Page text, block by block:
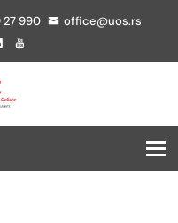
27 990 office@uos.rs